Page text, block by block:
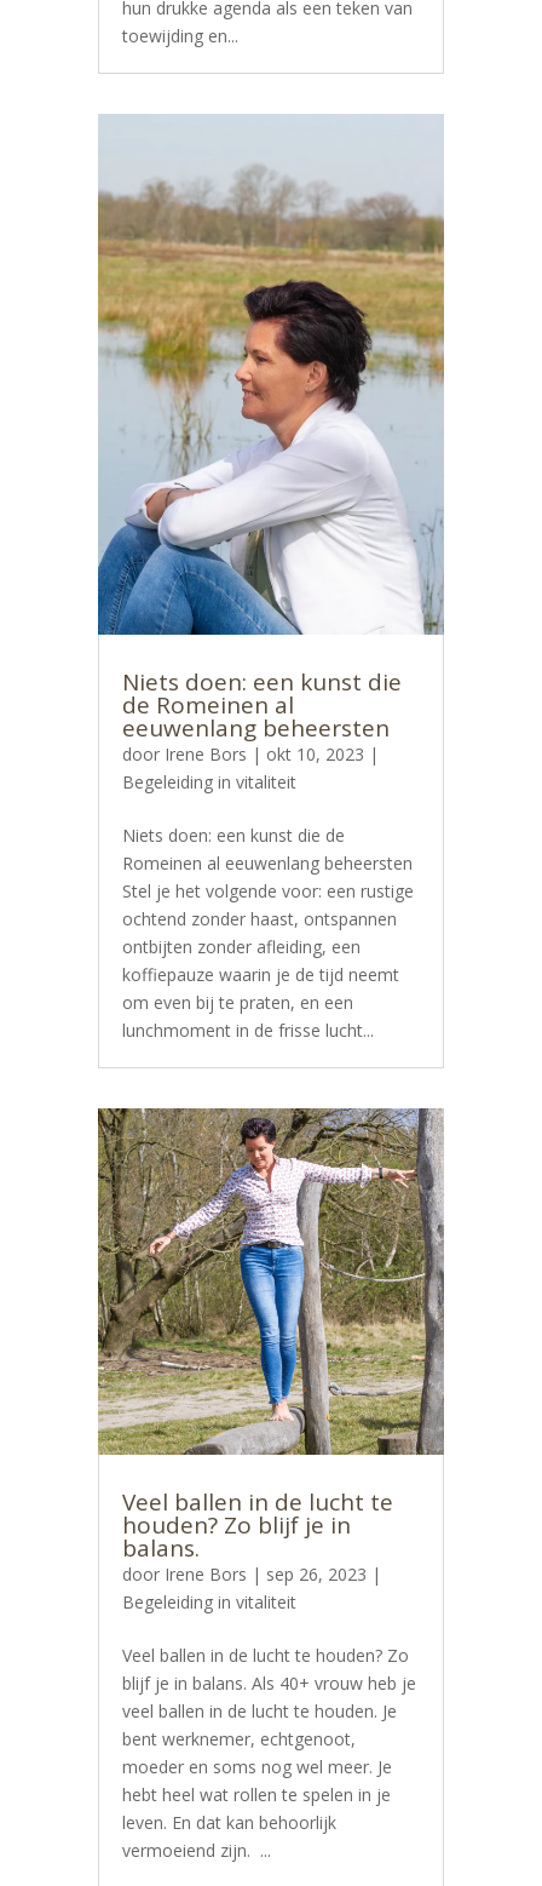
hun drukke agenda als een teken van
toewijding en...
Niets doen: een kunst die
de Romeinen al
eeuwenlang beheersten
door Irene Bors | okt 10, 2023 |
Begeleiding in vitaliteit
Niets doen: een kunst die de
Romeinen al eeuwenlang beheersten
Stel je het volgende voor: een rustige
ochtend zonder haast, ontspannen
ontbijten zonder afleiding, een
koffiepauze waarin je de tijd neemt
om even bij te praten, en een
lunchmoment in de frisse lucht...
Veel ballen in de lucht te
houden? Zo blijf je in
balans.
door Irene Bors | sep 26, 2023 |
Begeleiding in vitaliteit
Veel ballen in de lucht te houden? Zo
blijf je in balans. Als 40+ vrouw heb je
veel ballen in de lucht te houden. Je
bent werknemer, echtgenoot,
moeder en soms nog wel meer. Je
hebt heel wat rollen te spelen in je
leven. En dat kan behoorlijk
vermoeiend zijn. ...